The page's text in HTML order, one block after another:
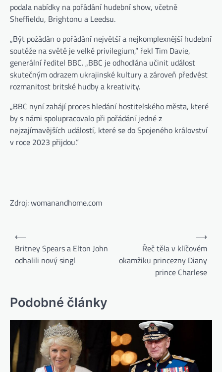
podala nabídky na pořádání hudební show, včetně
Sheffieldu, Brightonu a Leedsu.
„Být požádán o pořádání největší a nejkomplexnější hudební
soutěže na světě je velké privilegium,“ řekl Tim Davie,
generální ředitel BBC. „BBC je odhodlána učinit událost
skutečným odrazem ukrajinské kultury a zároveň předvést
rozmanitost britské hudby a kreativity.
„BBC nyní zahájí proces hledání hostitelského města, které
by s námi spolupracovalo při pořádání jedné z
nejzajímavějších událostí, které se do Spojeného království
v roce 2023 přijdou.“
Zdroj: womanandhome.com
⟵
Britney Spears a Elton John
odhalili nový singl
Řeč těla v klíčovém
okamžiku princezny Diany
prince Charlese
⟶
Podobné články